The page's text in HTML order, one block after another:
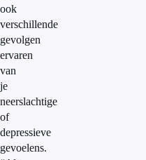
ook
verschillende
gevolgen
ervaren
van
je
neerslachtige
of
depressieve
gevoelens.